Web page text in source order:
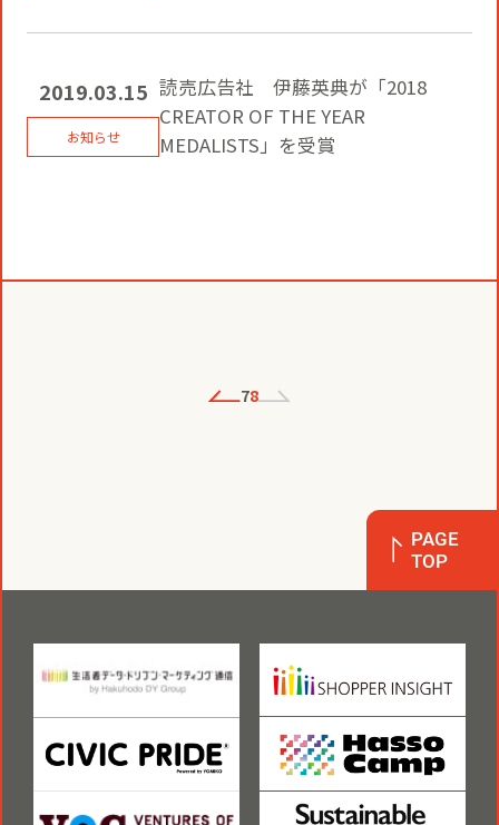
2019.03.15 読売広告社 伊藤英典が「2018
CREATOR OF THE YEAR
MEDALISTS」を受賞
78
PAGE
TOP